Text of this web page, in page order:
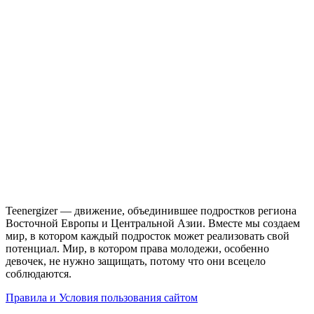
Teenergizer — движение, объединившее подростков региона
Восточной Европы и Центральной Азии. Вместе мы создаем
мир, в котором каждый подросток может реализовать свой
потенциал. Мир, в котором права молодежи, особенно
девочек, не нужно защищать, потому что они всецело
соблюдаются.
Правила и Условия пользования сайтом